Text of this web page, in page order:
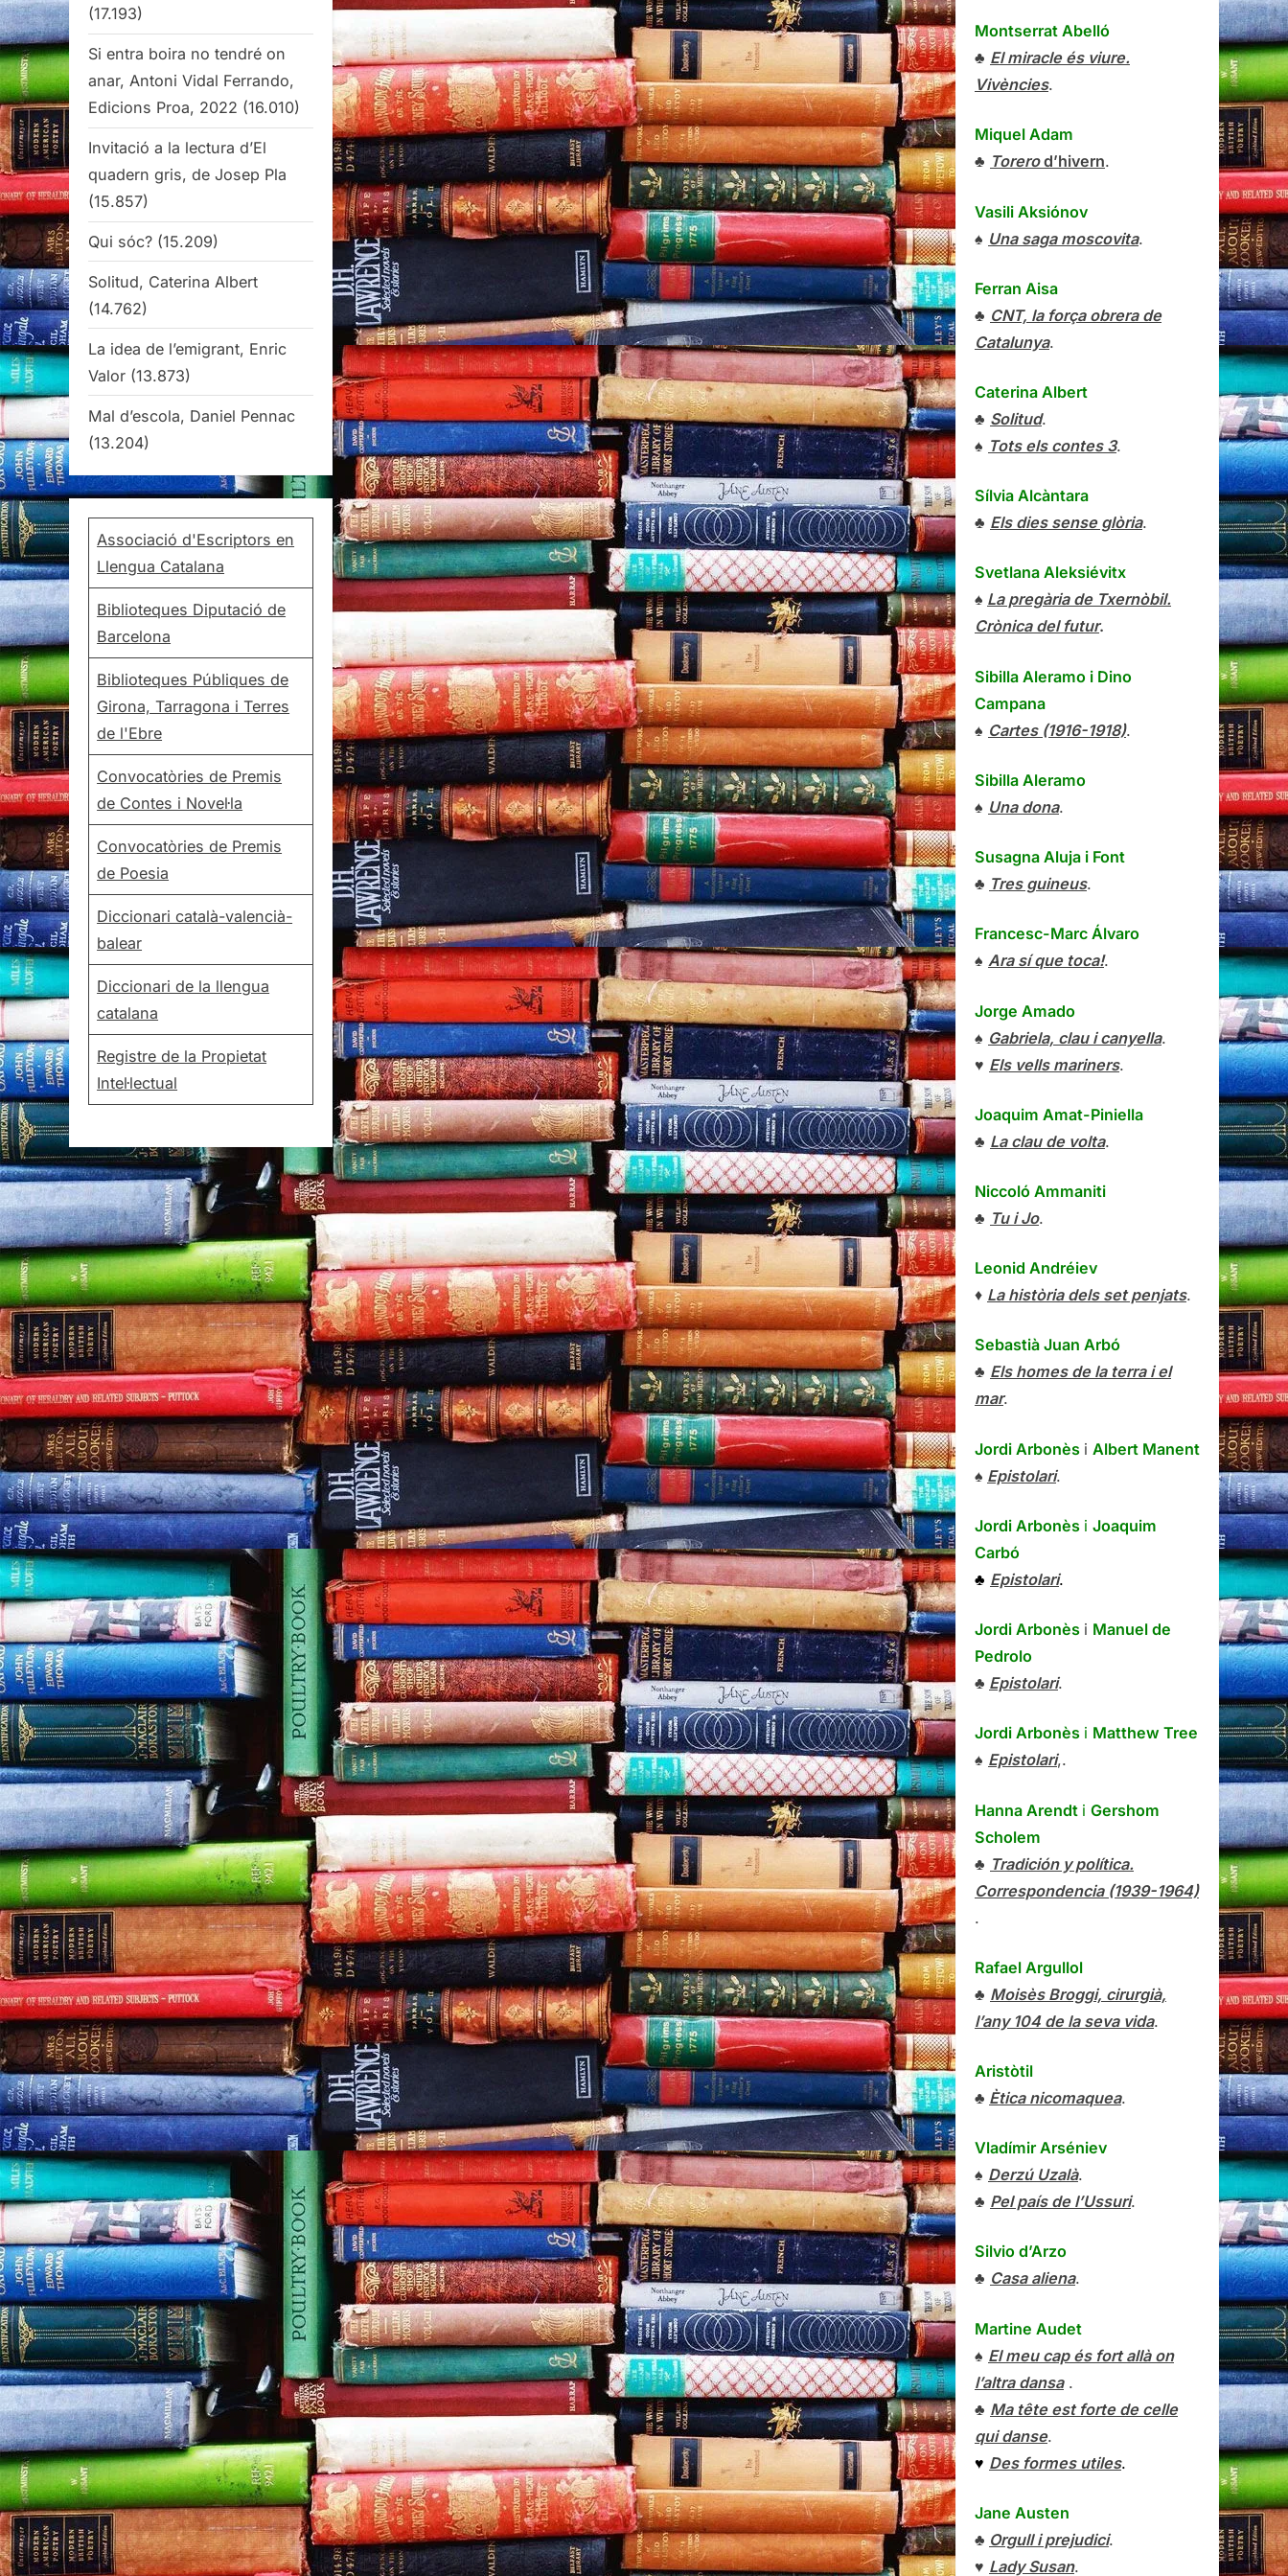
(17.193)
Si entra boira no tendré on
anar, Antoni Vidal Ferrando,
Edicions Proa, 2022 (16.010)
Invitació a la lectura d’El
quadern gris, de Josep Pla
(15.857)
Qui sóc? (15.209)
Solitud, Caterina Albert
(14.762)
La idea de l’emigrant, Enric
Valor (13.873)
Mal d’escola, Daniel Pennac
(13.204)
Associació d'Escriptors en
Llengua Catalana
Biblioteques Diputació de
Barcelona
Biblioteques Públiques de
Girona, Tarragona i Terres
de l'Ebre
Convocatòries de Premis
de Contes i Novel·la
Convocatòries de Premis
de Poesia
Diccionari català-valencià-
balear
Diccionari de la llengua
catalana
Registre de la Propietat
Intel·lectual
Montserrat Abelló
♣ El miracle és viure.
Vivències.
Miquel Adam
♣ Torerod’hivern.
Vasili Aksiónov
♠ Una saga moscovita.
Ferran Aisa
♣ CNT, la força obrera de
Catalunya.
Caterina Albert
♣ Solitud.
♠ Tots els contes 3.
Sílvia Alcàntara
♣ Els dies sense glòria.
Svetlana Aleksiévitx
♠ La pregària de Txernòbil.
Crònica del futur.
Sibilla Aleramo i Dino
Campana
♠ Cartes (1916-1918).
Sibilla Aleramo
♠ Una dona.
Susagna Aluja i Font
♣ Tres guineus.
Francesc-Marc Álvaro
♠ Ara sí que toca!.
Jorge Amado
♠ Gabriela, clau i canyella.
♥ Els vells mariners.
Joaquim Amat-Piniella
♣ La clau de volta.
Niccoló Ammaniti
♣ Tu i Jo.
Leonid Andréiev
♦ La història dels set penjats.
Sebastià Juan Arbó
♣ Els homes de la terra i el
mar.
Jordi Arbonès i Albert Manent
♠ Epistolari.
Jordi Arbonès i Joaquim
Carbó
♣ Epistolari.
Jordi Arbonès i Manuel de
Pedrolo
♣ Epistolari.
Jordi Arbonès i Matthew Tree
♠ Epistolari,.
Hanna Arendt i Gershom
Scholem
♣ Tradición y política.
Correspondencia (1939-1964)
.
Rafael Argullol
♣ Moisès Broggi, cirurgià,
l’any 104 de la seva vida.
Aristòtil
♣ Ètica nicomaquea.
Vladímir Arséniev
♠ Derzú Uzalà.
♣ Pel país de l’Ussuri.
Silvio d’Arzo
♣ Casa aliena.
Martine Audet
♠ El meu cap és fort allà on
l’altra dansa.
♣ Ma tête est forte de celle
qui danse.
♥ Des formes utiles.
Jane Austen
♣ Orgull i prejudici.
♥ Lady Susan.